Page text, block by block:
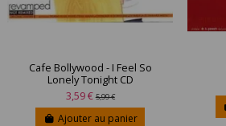
Cafe Bollywood - I Feel So
Lonely Tonight CD
3,59 €5,99 €
Ajouter au panier